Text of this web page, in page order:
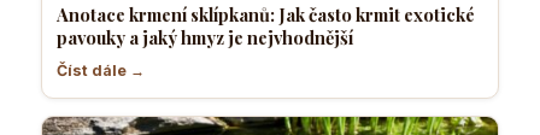
Anotace krmení sklípkanů: Jak často krmit exotické
pavouky a jaký hmyz je nejvhodnější
Číst dále →